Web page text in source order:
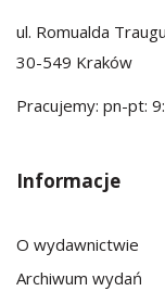
ul. Romualda
30-549 Kraków
Pracujemy: pn-pt:
Informacje
O wydawnictwie
Archiwum wydań